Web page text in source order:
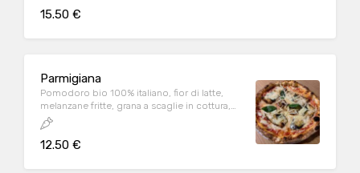
15.50 €
Parmigiana
Pomodoro bio 100% italiano, fior di latte,
melanzane fritte, grana a scaglie in cottura,
guarnizione di olio EVO aromatizzato al
basilico
12.50 €